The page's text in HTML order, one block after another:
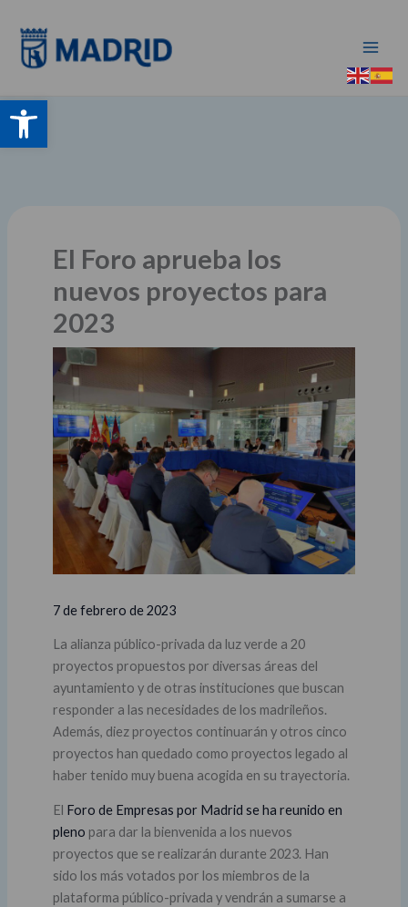
Abrir barra de herramientas
contenido
El Foro aprueba los
nuevos proyectos para
2023
7 de febrero de 2023
La alianza público-privada da luz verde a 20
proyectos propuestos por diversas áreas del
ayuntamiento y de otras instituciones que buscan
responder a las necesidades de los madrileños.
Además, diez proyectos continuarán y otros cinco
proyectos han quedado como proyectos legado al
haber tenido muy buena acogida en su trayectoria.
El Foro de Empresas por Madrid se ha reunido en
pleno para dar la bienvenida a los nuevos
proyectos que se realizarán durante 2023. Han
sido los más votados por los miembros de la
plataforma público-privada y vendrán a sumarse a